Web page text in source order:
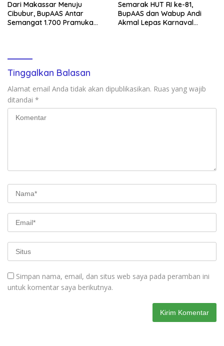
Dari Makassar Menuju
Cibubur, BupAAS Antar
Semangat 1.700 Pramuka
Semarak HUT RI ke-81,
BupAAS dan Wabup Andi
Akmal Lepas Karnaval
Tinggalkan Balasan
Alamat email Anda tidak akan dipublikasikan. Ruas yang wajib
ditandai *
Simpan nama, email, dan situs web saya pada peramban ini
untuk komentar saya berikutnya.